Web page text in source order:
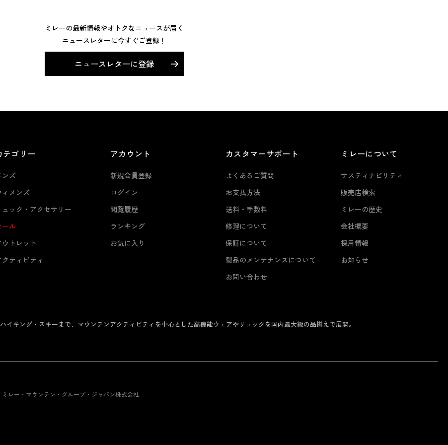
ミレーの最新情報やオトクなニュースが届く
ニュースレターに今すぐご登録！
ニュースレターに登録
テゴリー
ンズ
ィメンズ
ュック・アクセサリー
ール
ウトレット
クティビティ
アカウント
新規会員登録
ログイン
閲覧履歴
ランキング
お気に入り
カスタマーサポート
よくあるご質問
お支払方法
送料・手数料
修理について
保証について
製品のメンテナンスについて
お問い合わせ
ミレーについて
サスティナビリティ
販売店検索
ミレーの歴史
会社概要
採用情報
お知らせ
キング・スキーまで、マウンテンアクティビティを中心とした高機能ウェアやリュックを国内最大級の品揃えで展開。
ミレー・マウンテン・グループ・ジャパン株式会社